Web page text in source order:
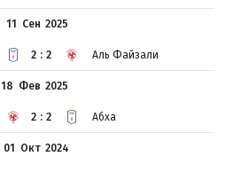
11 Сен
2:2 Аль Файзали
2025
18 Фев
2:2 Абха
2025
01 Окт 2024